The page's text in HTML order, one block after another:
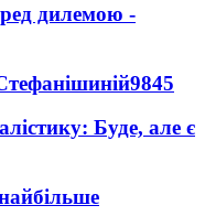
дилемою -
9845
Буде, але є